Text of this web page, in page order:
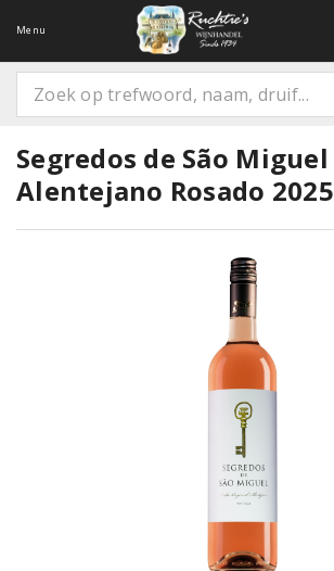
Menu
Segredos de São Miguel
Alentejano Rosado 2025